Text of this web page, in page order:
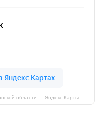
области — Яндекс Карты